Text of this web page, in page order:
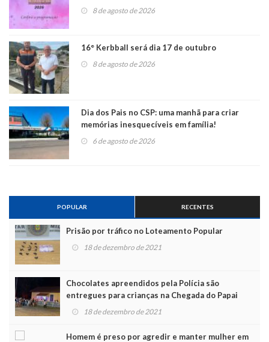
8 de agosto de 2026
16° Kerbball será dia 17 de outubro
8 de agosto de 2026
Dia dos Pais no CSP: uma manhã para criar
memórias inesquecíveis em família!
6 de agosto de 2026
POPULAR RECENTES
Prisão por tráfico no Loteamento Popular
18 de dezembro de 2021
Chocolates apreendidos pela Polícia são
entregues para crianças na Chegada do Papai
Noel
18 de dezembro de 2021
Homem é preso por agredir e manter mulher em